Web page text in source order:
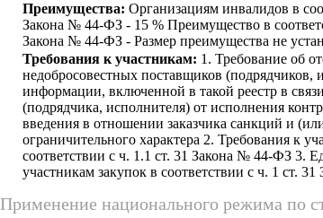
Преимущества: Организациям инвалидов в
Закона № 44-ФЗ - 15 % Преимущество в
Закона № 44-ФЗ - Размер преимущества не
Требования к участникам: 1. Требование об
недобросовестных поставщиков (подрядчиков,
информации, включенной в такой реестр в
(подрядчика, исполнителя) от исполнения
введения в отношении заказчика санкций и
ограничительного характера 2. Требования к
соответствии с ч. 1.1 ст. 31 Закона № 44-ФЗ 3.
участникам закупок в соответствии с ч. 1 ст.
Применение национального режима по